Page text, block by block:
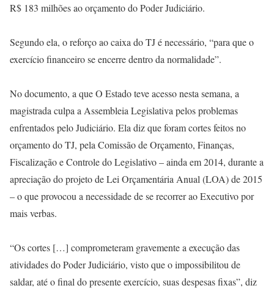
R$ 183 milhões ao orçamento do Poder Judiciário.
Segundo ela, o reforço ao caixa do TJ é necessário, “para que o
exercício financeiro se encerre dentro da normalidade”.
No documento, a que O Estado teve acesso nesta semana, a
magistrada culpa a Assembleia Legislativa pelos problemas
enfrentados pelo Judiciário. Ela diz que foram cortes feitos no
orçamento do TJ, pela Comissão de Orçamento, Finanças,
Fiscalização e Controle do Legislativo – ainda em 2014, durante a
apreciação do projeto de Lei Orçamentária Anual (LOA) de 2015
– o que provocou a necessidade de se recorrer ao Executivo por
mais verbas.
“Os cortes […] comprometeram gravemente a execução das
atividades do Poder Judiciário, visto que o impossibilitou de
saldar, até o final do presente exercício, suas despesas fixas”, diz